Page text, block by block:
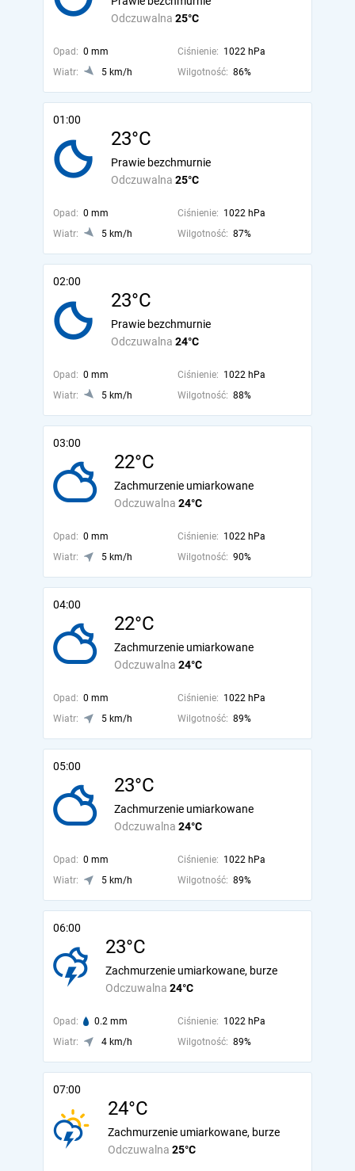
Odczuwalna 25°C
Opad: 0 mm Ciśnienie: 1022 hPa
Wiatr:
5 km/h Wilgotność: 86%
01:00
23°C
Odczuwalna 25°C
Prawie bezchmurnie
Opad: 0 mm Ciśnienie: 1022 hPa
Wiatr:
5 km/h Wilgotność: 87%
02:00
23°C
Odczuwalna 24°C
Prawie bezchmurnie
Opad: 0 mm Ciśnienie: 1022 hPa
Wiatr:
5 km/h Wilgotność: 88%
03:00
22°C
Odczuwalna 24°C
Zachmurzenie umiarkowane
Opad: 0 mm Ciśnienie: 1022 hPa
Wiatr:
5 km/h Wilgotność: 90%
04:00
22°C
Odczuwalna 24°C
Zachmurzenie umiarkowane
Opad: 0 mm Ciśnienie: 1022 hPa
Wiatr:
5 km/h Wilgotność: 89%
05:00
23°C
Odczuwalna 24°C
Zachmurzenie umiarkowane
Opad: 0 mm Ciśnienie: 1022 hPa
Wiatr:
5 km/h Wilgotność: 89%
06:00
23°C
Odczuwalna 24°C
Zachmurzenie umiarkowane, burze
Opad: 0.2 mm Ciśnienie: 1022 hPa
Wiatr:
4 km/h Wilgotność: 89%
07:00
24°C
Odczuwalna 25°C
Zachmurzenie umiarkowane, burze